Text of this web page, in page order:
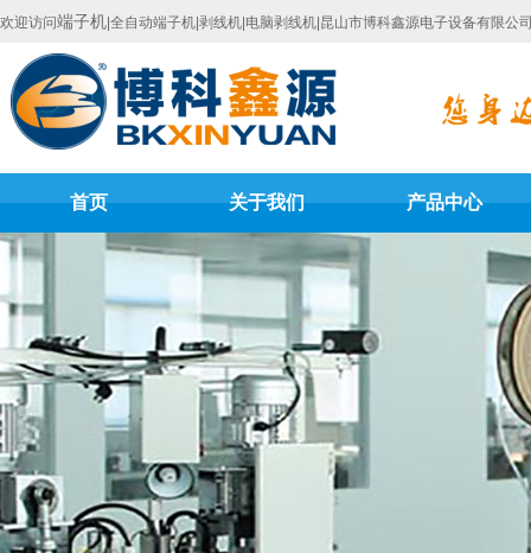
欢迎访问端子机 |全自动端子机|剥线机|电脑剥线机|昆山市博科鑫源电子设备有限公
首页 关于我们 产品中心